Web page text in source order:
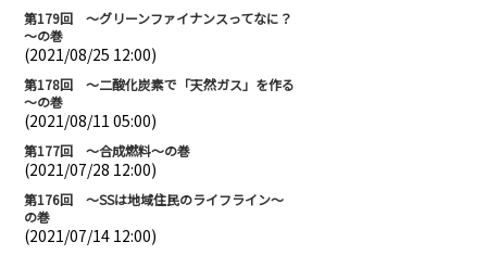
第179回 ～グリーンファイナンスってなに？
～の巻
(2021/08/25 12:00)
第178回 ～二酸化炭素で「天然ガス」を作る
～の巻
(2021/08/11 05:00)
第177回 ～合成燃料～の巻
(2021/07/28 12:00)
第176回 ～SSは地域住民のライフライン～
の巻
(2021/07/14 12:00)